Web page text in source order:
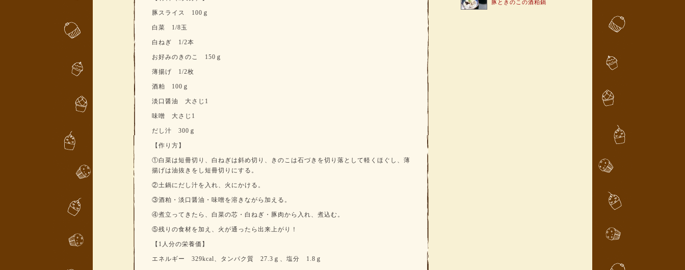
豚スライス 100ｇ
白菜 1/8玉
白ねぎ 1/2本
お好みのきのこ 150ｇ
薄揚げ 1/2枚
酒粕 100ｇ
淡口醤油 大さじ1
味噌 大さじ1
だし汁 300ｇ
【作り方】
①白菜は短冊切り、白ねぎは斜め切り、きのこは石づきを切り落として軽くほぐし、薄
揚げは油抜きをし短冊切りにする。
②土鍋にだし汁を入れ、火にかける。
③酒粕・淡口醤油・味噌を溶きながら加える。
④煮立ってきたら、白菜の芯・白ねぎ・豚肉から入れ、煮込む。
⑤残りの食材を加え、火が通ったら出来上がり！
【1人分の栄養価】
エネルギー 329kcal、タンパク質 27.3ｇ、塩分 1.8ｇ
豚ときのこの酒粕鍋